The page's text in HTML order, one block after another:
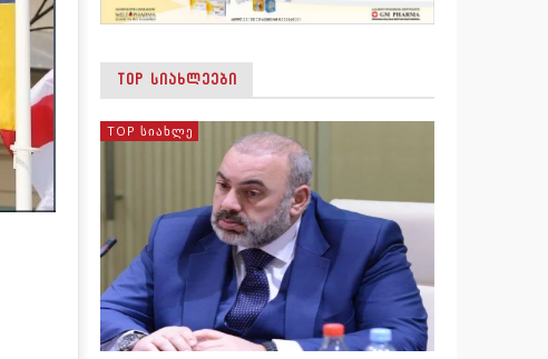
TOP ᲡᲘᲐᲮᲚᲔᲔᲑᲘ
TOP ᲡᲘᲐᲮᲚᲔ